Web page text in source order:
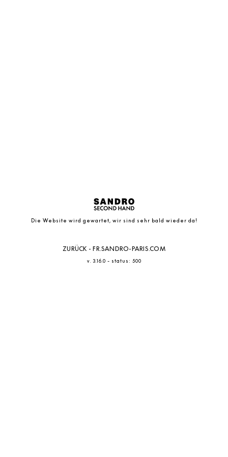
Die Website wird gewartet, wir sind sehr bald wieder da!
ZURÜCK - FR.SANDRO-PARIS.COM
v. 3.16.0 - status: 500